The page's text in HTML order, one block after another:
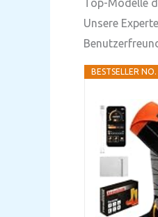
Top-Modelle
Unsere
BESTSELLER NO.